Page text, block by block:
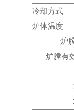
冷却方式
炉体温度
炉
炉膛有